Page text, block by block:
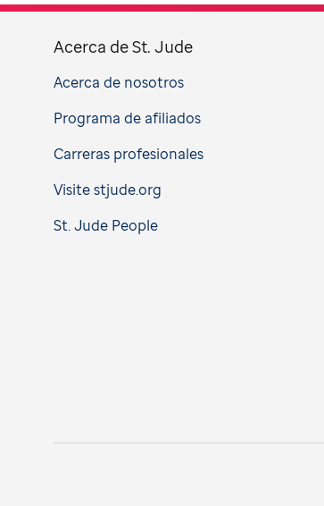
Acerca de St. Jude
Acerca de nosotros
Programa de afiliados
Carreras profesionales
Visite stjude.org
St. Jude People